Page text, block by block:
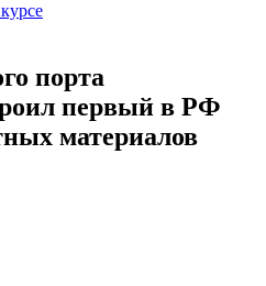
порта
первый в РФ
материалов